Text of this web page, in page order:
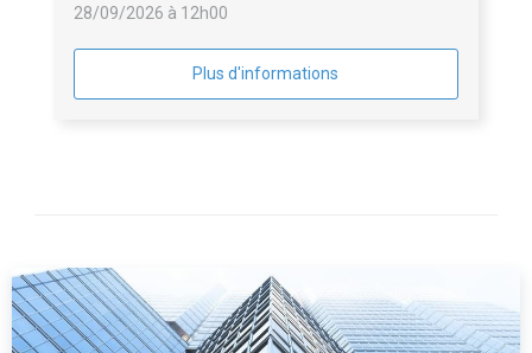
28/09/2026 à 12h00
Plus d'informations